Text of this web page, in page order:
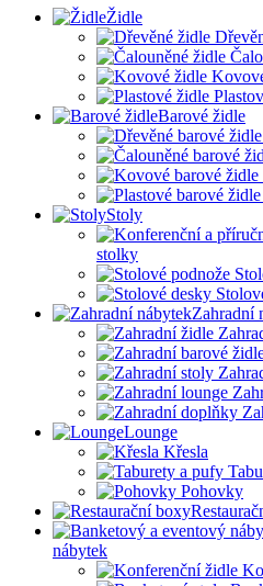
Židle
Barové židle
Stoly
stolky
Zahradní
Lounge
Křesla
Pohovky
nábytek